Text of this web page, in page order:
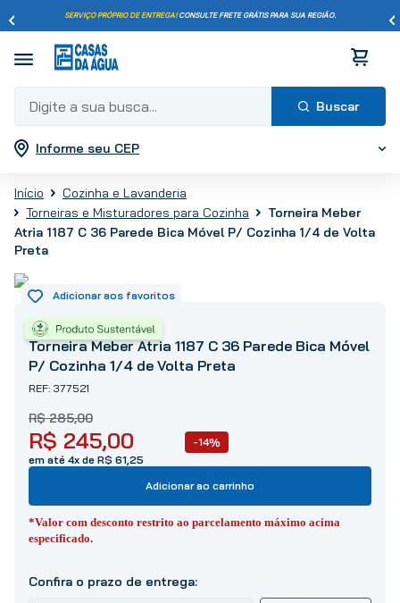
SERVIÇO PRÓPRIO DE ENTREGA!CONSULTE FRETE GRÁTIS PARA SUA REGIÃO.
Digite a sua busca...
Informe seu CEP
Cozinha e Lavanderia
Torneiras e Misturadores para Cozinha
Torneira Meber
Atria 1187 C 36 Parede Bica Móvel P/ Cozinha 1/4 de Volta
Preta
Meber
Torneira Meber Atria 1187 C 36 Parede Bica Móvel
P/ Cozinha 1/4 de Volta Preta
377521
R$ 245,00
R$ 285,00
-14%
em até 4x de R$ 61,25
Adicionar ao carrinho
*Valor com desconto restrito ao parcelamento máximo acima
especificado.
Termos mais buscados
porcelanato
3 º
piso
4º
6
7º
cimento
8º
torneira